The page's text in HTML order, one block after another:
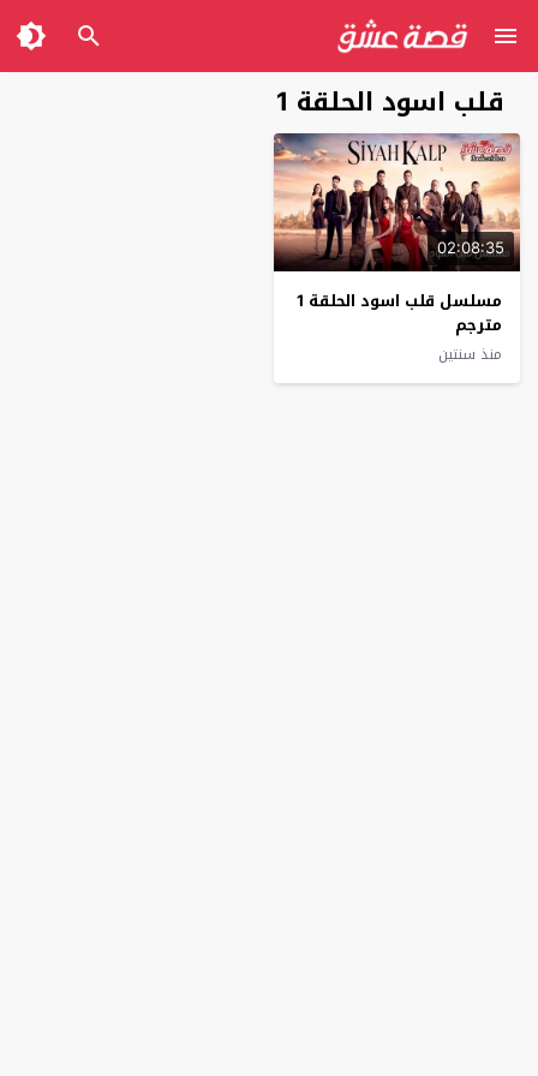
قلب اسود الحلقة 1
02:08:35
مسلسل قلب اسود الحلقة 1
مترجم
منذ سنتين